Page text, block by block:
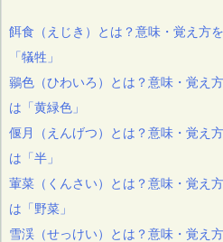
餌食（えじき）とは？意味・覚え方
「犠牲」
鶸色（ひわいろ）とは？意味・覚え
は「黄緑色」
偃月（えんげつ）とは？意味・覚え
は「半」
葷菜（くんさい）とは？意味・覚え
は「野菜」
雪渓（せっけい）とは？意味・覚え